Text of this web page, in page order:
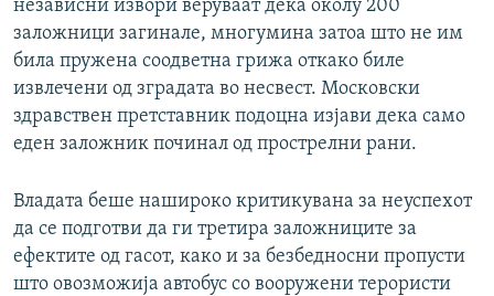
независни извори веруваат дека околу 200
заложници загинале, многумина затоа што не им
била пружена соодветна грижа откако биле
извлечени од зградата во несвест. Московски
здравствен претставник подоцна изјави дека само
еден заложник починал од прострелни рани.
Владата беше нашироко критикувана за неуспехот
да се подготви да ги третира заложниците за
ефектите од гасот, како и за безбедносни пропусти
што овозможија автобус со вооружени терористи